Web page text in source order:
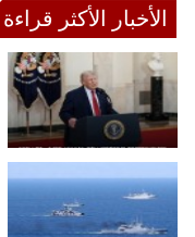
الأخبار الأكثر قراءة